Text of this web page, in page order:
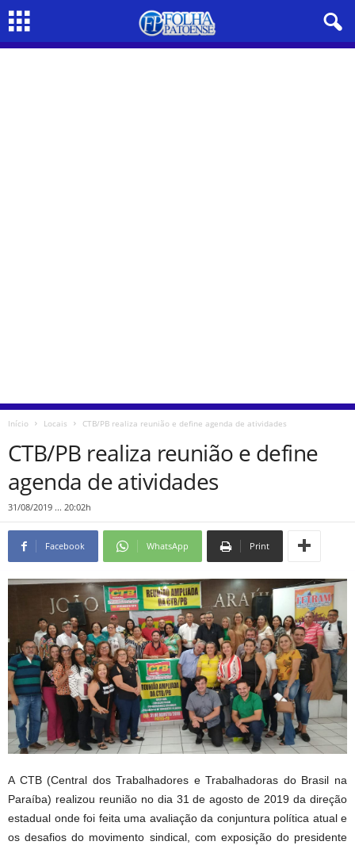
Início Locais CTB/PB realiza reunião e define agenda de atividades
CTB/PB realiza reunião e define
agenda de atividades
31/08/2019 ... 20:02h
Facebook WhatsApp Print
A CTB (Central dos Trabalhadores e Trabalhadoras do Brasil na
Paraíba) realizou reunião no dia 31 de agosto de 2019 da direção
estadual onde foi feita uma avaliação da conjuntura política atual e
os desafios do movimento sindical, com exposição do presidente